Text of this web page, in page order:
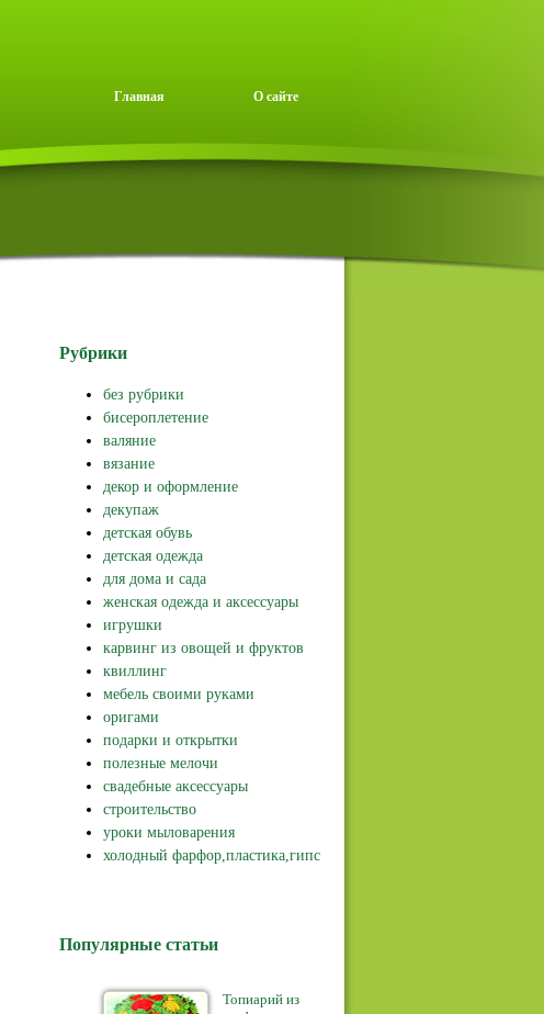
Главная О сайте
Рубрики
без рубрики
бисероплетение
валяние
вязание
декор и оформление
декупаж
детская обувь
детская одежда
для дома и сада
женская одежда и аксессуары
игрушки
карвинг из овощей и фруктов
квиллинг
мебель своими руками
оригами
подарки и открытки
полезные мелочи
свадебные аксессуары
строительство
уроки мыловарения
холодный фарфор,пластика,гипс
Популярные статьи
Топиарий из